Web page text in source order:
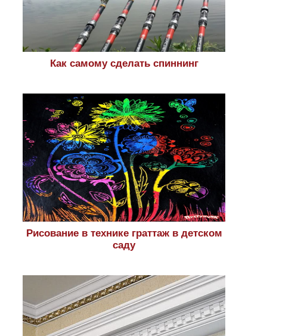
Как самому сделать спиннинг
Рисование в технике граттаж в детском
саду